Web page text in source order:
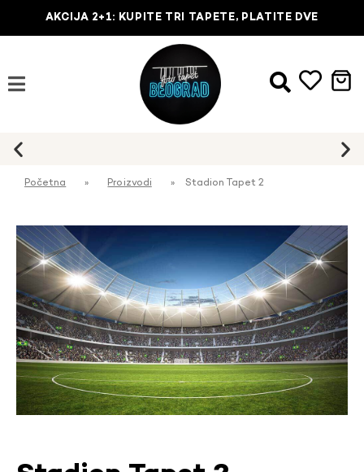
AKCIJA 2+1: KUPITE TRI TAPETE, PLATITE DVE
Početna » Proizvodi » Stadion Tapet 2